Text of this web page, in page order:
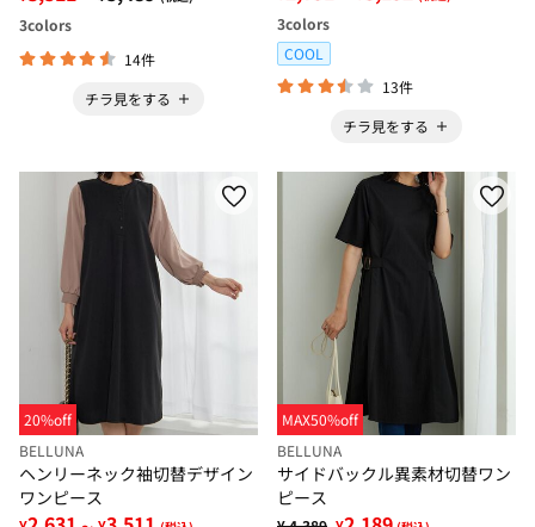
3colors
14件
チラ見をする
3colors
COOL
13件
チラ見をする
20%off
BELLUNA
ヘンリーネック袖切替デザイン
ワンピース
MAX50%off
BELLUNA
サイドバックル異素材切替ワン
ピース